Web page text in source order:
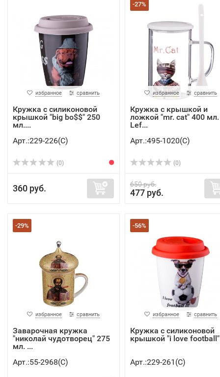
избранное сравнить
Кружка с силиконовой
крышкой "big bo$$" 250
мл....
Арт.:229-226(C)
(0)
360 руб.
-27%
избранное сравнить
Кружка с крышкой и
ложкой "mr. cat" 400 мл.
Lef...
Арт.:495-1020(C)
(0)
650 руб.
477 руб.
-29%
избранное сравнить
Заварочная кружка
"николай чудотворец" 275
мл. ...
Арт.:55-2968(C)
-56%
избранное сравнить
Кружка с силиконовой
крышкой "i love football"
Арт.:229-261(C)